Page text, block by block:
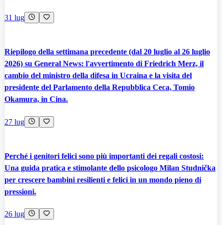
31 lug
Riepilogo della settimana precedente (dal 20 luglio al 26 luglio
2026) su General News: l'avvertimento di Friedrich Merz, il
cambio del ministro della difesa in Ucraina e la visita del
presidente del Parlamento della Repubblica Ceca, Tomio
Okamura, in Cina.
27 lug
Perché i genitori felici sono più importanti dei regali costosi:
Una guida pratica e stimolante dello psicologo Milan Studnička
per crescere bambini resilienti e felici in un mondo pieno di
pressioni.
26 lug